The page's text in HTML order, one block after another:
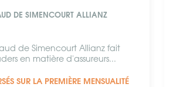
DE SIMENCOURT ALLIANZ
de Simencourt Allianz fait
en matière d'assureurs...
SUR LA PREMIÈRE MENSUALITÉ